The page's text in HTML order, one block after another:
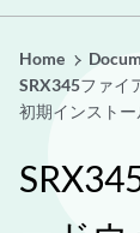
Home
SRX345ファイ
初期インスト